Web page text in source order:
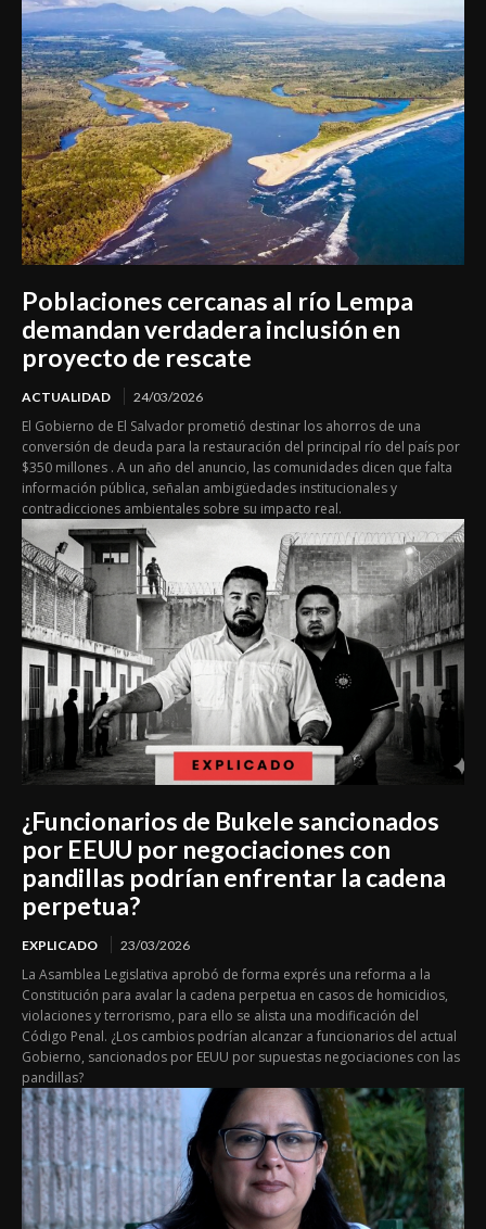
Poblaciones cercanas al río Lempa
demandan verdadera inclusión en
proyecto de rescate
ACTUALIDAD 24/03/2026
El Gobierno de El Salvador prometió destinar los ahorros de una
conversión de deuda para la restauración del principal río del país por
$350 millones . A un año del anuncio, las comunidades dicen que falta
información pública, señalan ambigüedades institucionales y
contradicciones ambientales sobre su impacto real.
¿Funcionarios de Bukele sancionados
por EEUU por negociaciones con
pandillas podrían enfrentar la cadena
perpetua?
EXPLICADO 23/03/2026
La Asamblea Legislativa aprobó de forma exprés una reforma a la
Constitución para avalar la cadena perpetua en casos de homicidios,
violaciones y terrorismo, para ello se alista una modificación del
Código Penal. ¿Los cambios podrían alcanzar a funcionarios del actual
Gobierno, sancionados por EEUU por supuestas negociaciones con las
pandillas?